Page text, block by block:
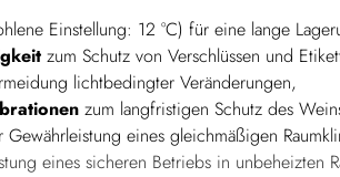
Einstellung: 12 °C) für eine lange
zum Schutz von Verschlüssen und
lichtbedingter Veränderungen,
zum langfristigen Schutz des
eines gleichmäßigen
eines sicheren Betriebs in unbeheizten